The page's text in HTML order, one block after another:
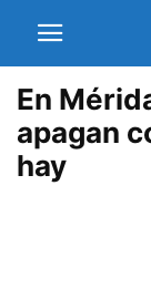
En
apagan
hay